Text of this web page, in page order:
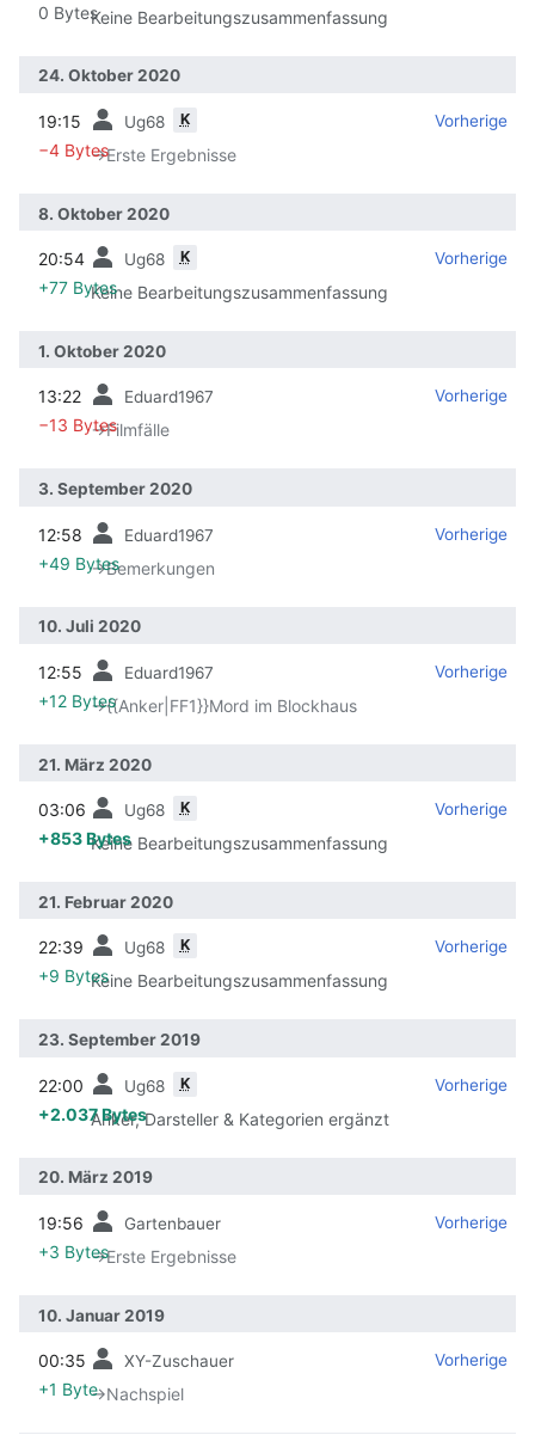
0 BytesKeine Bearbeitungszusammenfassung
24. Oktober 2020
Vorherige
19:15 Ug68 K
−4 Bytes→‎Erste Ergebnisse
8. Oktober 2020
Vorherige
20:54 Ug68 K
+77 BytesKeine Bearbeitungszusammenfassung
1. Oktober 2020
Vorherige
13:22 Eduard1967
−13 Bytes→‎Filmfälle
3. September 2020
Vorherige
12:58 Eduard1967
+49 Bytes→‎Bemerkungen
10. Juli 2020
Vorherige
12:55 Eduard1967
+12 Bytes→‎{{Anker|FF1}}Mord im Blockhaus
21. März 2020
Vorherige
03:06 Ug68 K
+853 BytesKeine Bearbeitungszusammenfassung
21. Februar 2020
Vorherige
22:39 Ug68 K
+9 BytesKeine Bearbeitungszusammenfassung
23. September 2019
Vorherige
22:00 Ug68 K
+2.037 BytesAnker, Darsteller & Kategorien ergänzt
20. März 2019
Vorherige
19:56 Gartenbauer
+3 Bytes→‎Erste Ergebnisse
10. Januar 2019
Vorherige
00:35 XY-Zuschauer
+1 Byte→‎Nachspiel